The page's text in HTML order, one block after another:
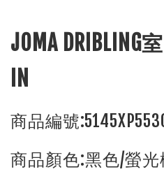
JOMA
IN
商品編號
商品顏色:黑色/螢